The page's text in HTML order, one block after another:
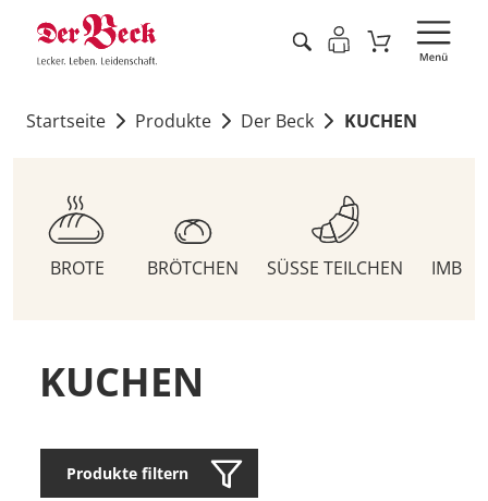
Startseite Produkte Der Beck KUCHEN
BROTE BRÖTCHEN SÜSSE TEILCHEN
KUCHEN
Produkte filtern